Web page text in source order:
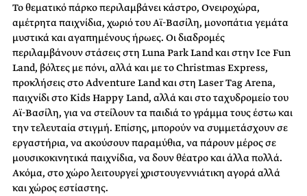
Το θεματικό πάρκο περιλαμβάνει κάστρο, Ονειροχώρα,
αμέτρητα παιχνίδια, χωριό του Αϊ-Βασίλη, μονοπάτια γεμάτα
μυστικά και αγαπημένους ήρωες. Οι διαδρομές
περιλαμβάνουν στάσεις στη Luna Park Land και στην Ice Fun
Land, βόλτες με πόνι, αλλά και με το Christmas Εxpress,
προκλήσεις στο Adventure Land και στη Laser Tag Arena,
παιχνίδι στο Kids Happy Land, αλλά και στο ταχυδρομείο του
Αϊ-Βασίλη, για να στείλουν τα παιδιά το γράμμα τους έστω και
την τελευταία στιγμή. Επίσης, μπορούν να συμμετάσχουν σε
εργαστήρια, να ακούσουν παραμύθια, να πάρουν μέρος σε
μουσικοκινητικά παιχνίδια, να δουν θέατρο και άλλα πολλά.
Ακόμα, στο χώρο λειτουργεί χριστουγεννιάτικη αγορά αλλά
και χώρος εστίαστης.